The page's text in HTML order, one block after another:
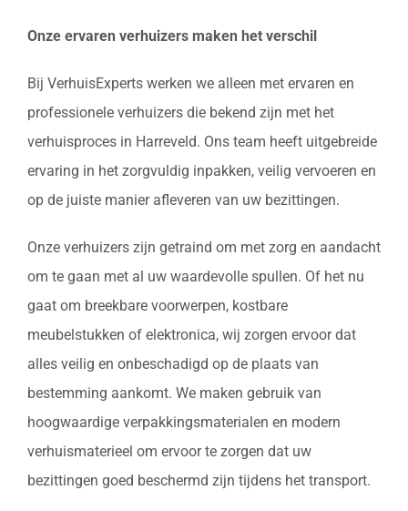
Onze ervaren verhuizers maken het verschil
Bij VerhuisExperts werken we alleen met ervaren en
professionele verhuizers die bekend zijn met het
verhuisproces in Harreveld. Ons team heeft uitgebreide
ervaring in het zorgvuldig inpakken, veilig vervoeren en
op de juiste manier afleveren van uw bezittingen.
Onze verhuizers zijn getraind om met zorg en aandacht
om te gaan met al uw waardevolle spullen. Of het nu
gaat om breekbare voorwerpen, kostbare
meubelstukken of elektronica, wij zorgen ervoor dat
alles veilig en onbeschadigd op de plaats van
bestemming aankomt. We maken gebruik van
hoogwaardige verpakkingsmaterialen en modern
verhuismaterieel om ervoor te zorgen dat uw
bezittingen goed beschermd zijn tijdens het transport.